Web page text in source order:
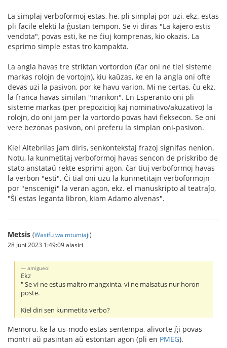
La simplaj verboformoj estas, he, pli simplaj por uzi, ekz. estas
pli facile elekti la ĝustan tempon. Se vi diras "La kajero estis
vendota", povas esti, ke ne ĉiuj komprenas, kio okazis. La
esprimo simple estas tro kompakta.
La angla havas tre striktan vortordon (ĉar oni ne tiel sisteme
markas rolojn de vortojn), kiu kaŭzas, ke en la angla oni ofte
devas uzi la pasivon, por ke havu varion. Mi ne certas, ĉu ekz.
la franca havas similan "mankon". En Esperanto oni pli
sisteme markas (per prepozicioj kaj nominativo/akuzativo) la
rolojn, do oni jam per la vortordo povas havi fleksecon. Se oni
vere bezonas pasivon, oni preferu la simplan oni-pasivon.
Kiel Altebrilas jam diris, senkontekstaj frazoj signifas nenion.
Notu, la kunmetitaj verboformoj havas sencon de priskribo de
stato anstataŭ rekte esprimi agon, ĉar tiuj verboformoj havas
la verbon "esti". Ĉi tial oni uzu la kunmetitajn verboformojn
por "enscenigi" la veran agon, ekz. el manuskripto al teatraĵo,
"Ŝi estas leganta libron, kiam Adamo alvenas".
Metsis (Wasifu wa mtumiaji)
28 Juni 2023 1:49:09 alasiri
amigueo:
Ekz
" Se vi ne estus maltro mangxinta, vi ne malsatus nur horon
poste.
Kiel diri sen kunmetita verbo?
Memoru, ke la us-modo estas sentempa, alivorte ĝi povas
montri aŭ pasintan aŭ estontan agon (pli en PMEG).